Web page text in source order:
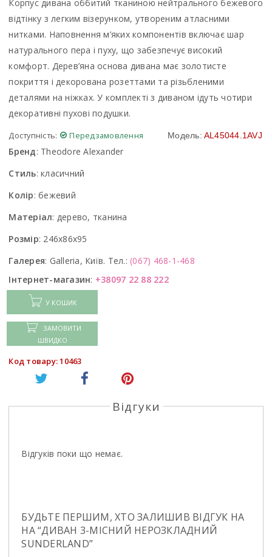
Корпус дивана оббитий тканиною нейтрального бежевого
відтінку з легким візерунком, утвореним атласними
нитками. Наповнення м’яких компонентів включає шар
натурального пера і пуху, що забезпечує високий
комфорт. Дерев’яна основа дивана має золотисте
покриття і декорована розеттами та різьбленими
деталями на ніжках. У комплекті з диваном ідуть чотири
декоративні пухові подушки.
Доступність: Передзамовлення Модель: AL45044.1AVJ
Бренд: Theodore Alexander
Стиль:класичний
Колір:бежевий
Матеріал: дерево, тканина
Розмір: 246x86x95
Галерея: Galleria, Київ. Тел.: (067) 468-1-468
Інтернет-магазин: +38097 22 88 222
У КОШИК
ЗАМОВИТИ
ШВИДКО
Код товару: 10463
Відгуки
Відгуків поки що немає.
БУДЬТЕ ПЕРШИМ, ХТО ЗАЛИШИВ ВІДГУК НА
НА “ДИВАН 3-МIСНИЙ НЕРОЗКЛАДНИЙ
SUNDERLAND”